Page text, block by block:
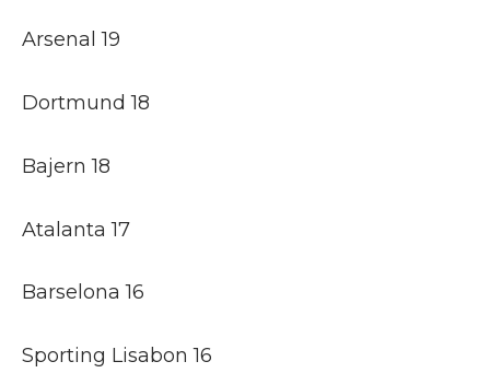
Arsenal 19
Dortmund 18
Bajern 18
Atalanta 17
Barselona 16
Sporting Lisabon 16